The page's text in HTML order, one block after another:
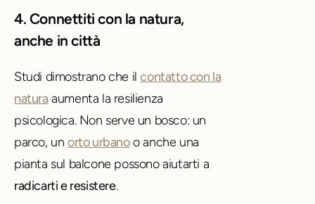
4. Connettiti con la natura,
anche in città
Studi dimostrano che ilcontatto con la
natura aumenta la resilienza
psicologica. Non serve un bosco: un
parco, un orto urbanoo anche una
pianta sul balcone possono aiutarti a
radicarti e resistere.